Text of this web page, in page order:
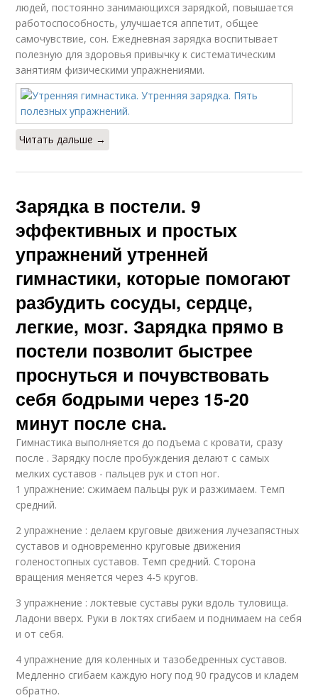
людей, постоянно занимающихся зарядкой, повышается
работоспособность, улучшается аппетит, общее
самочувствие, сон. Ежедневная зарядка воспитывает
полезную для здоровья привычку к систематическим
занятиям физическими упражнениями.
Читать дальше →
Зарядка в постели. 9
эффективных и простых
упражнений утренней
гимнастики, которые помогают
разбудить сосуды, сердце,
легкие, мозг. Зарядка прямо в
постели позволит быстрее
проснуться и почувствовать
себя бодрыми через 15-20
минут после сна.
Гимнастика выполняется до подъема с кровати, сразу
после . Зарядку после пробуждения делают с самых
мелких суставов - пальцев рук и стоп ног.
1 упражнение: сжимаем пальцы рук и разжимаем. Темп
средний.
2 упражнение : делаем круговые движения лучезапястных
суставов и одновременно круговые движения
голеностопных суставов. Темп средний. Сторона
вращения меняется через 4-5 кругов.
3 упражнение : локтевые суставы руки вдоль туловища.
Ладони вверх. Руки в локтях сгибаем и поднимаем на себя
и от себя.
4 упражнение для коленных и тазобедренных суставов.
Медленно сгибаем каждую ногу под 90 градусов и кладем
обратно.